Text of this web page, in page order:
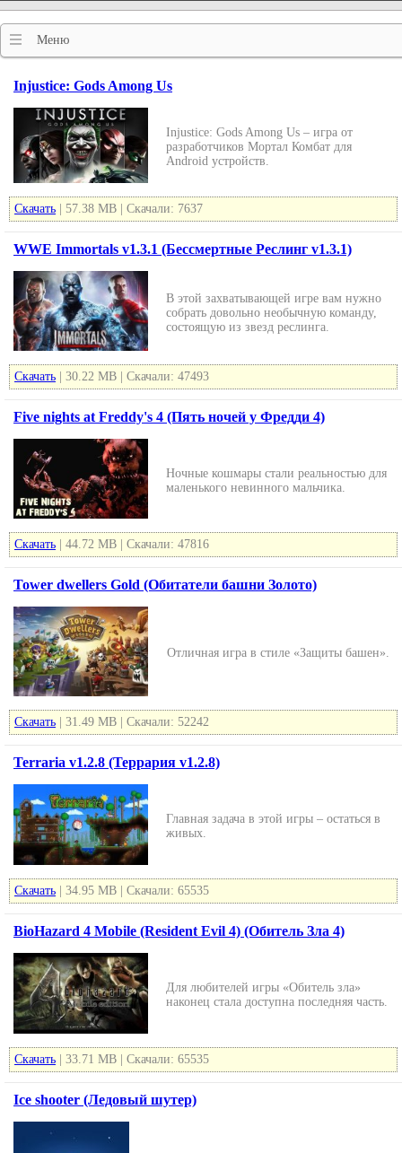
Меню
Injustice: Gods Among Us
Injustice: Gods Among Us – игра от
разработчиков Мортал Комбат для
Android устройств.
Скачать | 57.38 MB | Скачали: 7637
WWE Immortals v1.3.1 (Бессмертные Реслинг v1.3.1)
В этой захватывающей игре вам нужно
собрать довольно необычную команду,
состоящую из звезд реслинга.
Скачать | 30.22 MB | Скачали: 47493
Five nights at Freddy's 4 (Пять ночей у Фредди 4)
Ночные кошмары стали реальностью для
маленького невинного мальчика.
Скачать | 44.72 MB | Скачали: 47816
Tower dwellers Gold (Обитатели башни Золото)
Отличная игра в стиле «Защиты башен».
Скачать | 31.49 MB | Скачали: 52242
Terraria v1.2.8 (Террария v1.2.8)
Главная задача в этой игры – остаться в
живых.
Скачать | 34.95 MB | Скачали: 65535
BioHazard 4 Mobile (Resident Evil 4) (Обитель Зла 4)
Для любителей игры «Обитель зла»
наконец стала доступна последняя часть.
Скачать | 33.71 MB | Скачали: 65535
Ice shooter (Ледовый шутер)